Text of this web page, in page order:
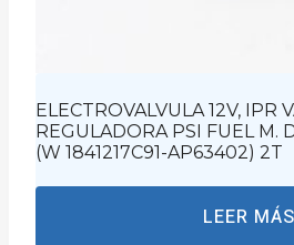
ELECTROVALVULA 12V, IPR
REGULADORA PSI FUEL M.
(W 1841217C91-AP63402) 2T
LEER MÁS